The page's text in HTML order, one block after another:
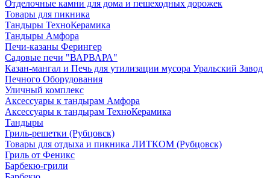
Отделочные камни для дома и пешеходных дорожек
Товары для пикника
Тандыры ТехноКерамика
Тандыры Амфора
Печи-казаны Ферингер
Садовые печи "ВАРВАРА"
Казан-мангал и Печь для утилизации мусора Уральский Завод
Печного Оборудования
Уличный комплекс
Аксессуары к тандырам Амфора
Аксессуары к тандырам ТехноКерамика
Тандыры
Гриль-решетки (Рубцовск)
Товары для отдыха и пикника ЛИТКОМ (Рубцовск)
Гриль от Феникс
Барбекю-грили